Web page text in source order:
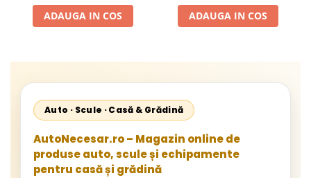
ADAUGA IN COS
Neoplan Euroliner,
Starliner,Centroliner,
ADAUGA IN COS
Auto · Scule · Casă & Grădină
AutoNecesar.ro – Magazin online de
produse auto, scule și echipamente
pentru casă și grădină